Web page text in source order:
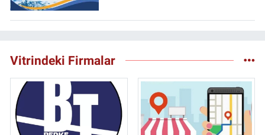
Vitrindeki Firmalar